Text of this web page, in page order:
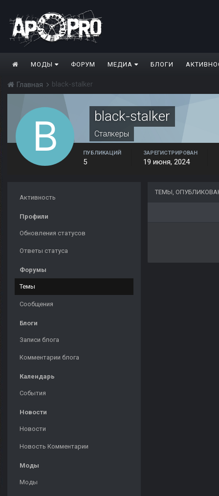
МОДЫ ФОРУМ МЕДИА БЛОГИ
Главная black-stalker
black-stalker
Сталкеры
ПУБЛИКАЦИЙ
5
ЗАРЕГИСТРИРОВАН
19 июня, 2024
Активность
Профили
Обновления статусов
Ответы статуса
Форумы
Темы
Сообщения
Блоги
Записи блога
Комментарии блога
Календарь
События
Новости
Новости
Новость Комментарии
Моды
Моды
ТЕМЫ,